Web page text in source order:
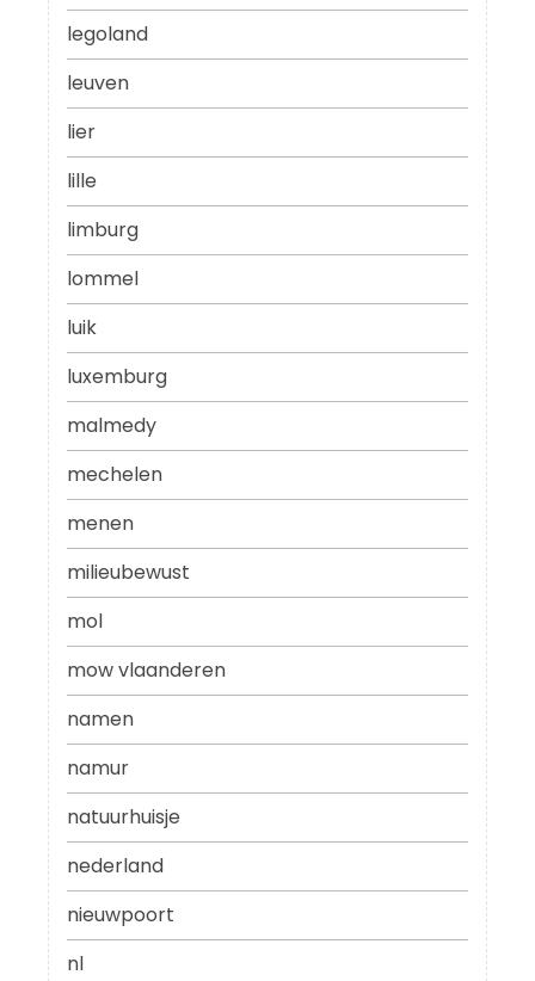
legoland
leuven
lier
lille
limburg
lommel
luik
luxemburg
malmedy
mechelen
menen
milieubewust
mol
mow vlaanderen
namen
namur
natuurhuisje
nederland
nieuwpoort
nl